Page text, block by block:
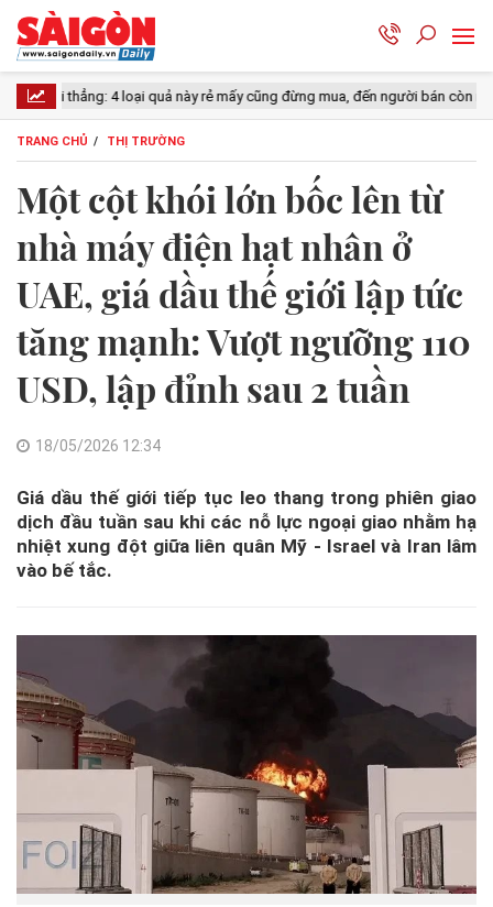
quả này rẻ mấy cũng đừng mua, đến người bán còn ngại ăn Lý
TRANG CHỦ THỊ TRƯỜNG
Một cột khói lớn bốc lên từ
nhà máy điện hạt nhân ở
UAE, giá dầu thế giới lập tức
tăng mạnh: Vượt ngưỡng 110
USD, lập đỉnh sau 2 tuần
18/05/2026 12:34
Giá dầu thế giới tiếp tục leo thang trong phiên giao
dịch đầu tuần sau khi các nỗ lực ngoại giao nhằm hạ
nhiệt xung đột giữa liên quân Mỹ - Israel và Iran lâm
vào bế tắc.